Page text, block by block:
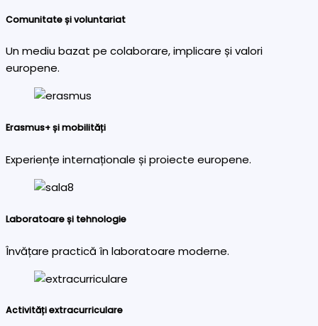
Comunitate și voluntariat
Un mediu bazat pe colaborare, implicare și valori
europene.
Erasmus+ și mobilități
Experiențe internaționale și proiecte europene.
Laboratoare și tehnologie
Învățare practică în laboratoare moderne.
Activități extracurriculare